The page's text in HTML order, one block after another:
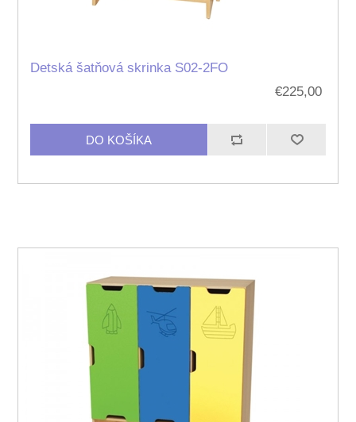
Detská šatňová skrinka S02-2FO
€225,00